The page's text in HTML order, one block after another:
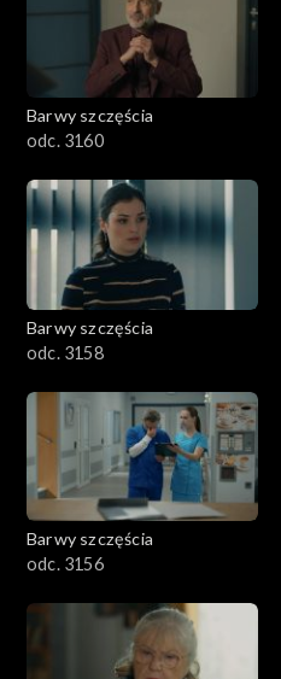
Barwy szczęścia
odc. 3160
Barwy szczęścia
odc. 3158
Barwy szczęścia
odc. 3156